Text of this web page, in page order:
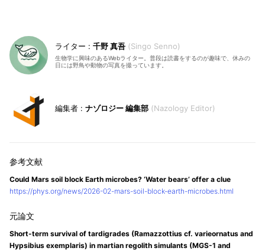
千野 真吾 Singo Senno
生物学に興味のあるWebライター。普段は読書をするのが趣味で、休みの
日には野鳥や動物の写真を撮っています。
ナゾロジー 編集部 Nazology Editor
Could Mars soil block Earth microbes? ‘Water bears’ offer a clue
https://phys.org/news/2026-02-mars-soil-block-earth-microbes.html
Short-term survival of tardigrades (Ramazzottius cf. varieornatus and
Hypsibius exemplaris) in martian regolith simulants (MGS-1 and